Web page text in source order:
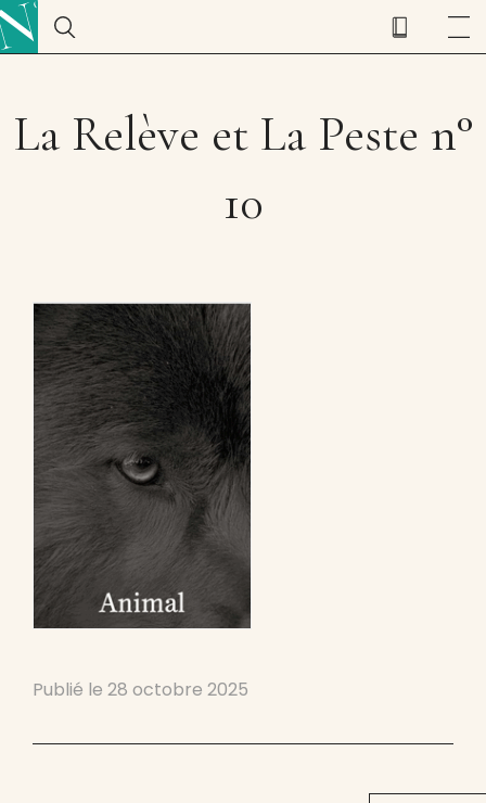
La Relève et La Peste n°
10
Publié le 28 octobre 2025